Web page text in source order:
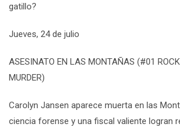
gatillo?
Jueves, 24 de julio
ASESINATO EN LAS MONTAÑAS (#01
MURDER)
Carolyn Jansen aparece muerta en las
ciencia forense y una fiscal valiente logran